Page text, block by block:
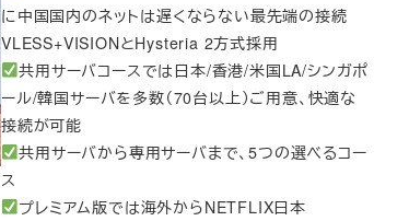
に中国国内のネットは遅くならない最先端の接続
VLESS+VISIONとHysteria 2方式採用
共用サーバコースでは日本/香港/米国LA/シンガポ
ール/韓国サーバを多数（70台以上）ご用意、快適な
接続が可能
共用サーバから専用サーバまで、5つの選べるコー
ス
プレミアム版では海外からNETFLIX日本